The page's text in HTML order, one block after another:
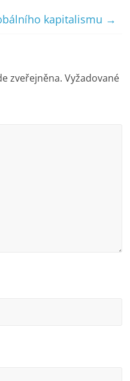
kapitalismu →
zveřejněna. Vyžadované